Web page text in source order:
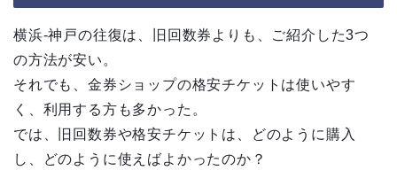
横浜-神戸の往復は、旧回数券よりも、ご紹介した3つ
の方法が安い。
それでも、金券ショップの格安チケットは使いやす
く、利用する方も多かった。
では、旧回数券や格安チケットは、どのように購入
し、どのように使えばよかったのか？